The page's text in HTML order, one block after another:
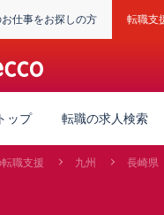
仕事をお探しの方 転職支
ップ 転職の求人検索
職支援 九州 長崎県